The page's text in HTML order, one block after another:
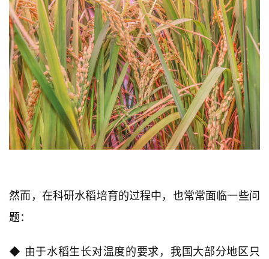
然而，在科研水稻培育的过程中，也常常面临一些问
题：
◆ 由于水稻生长对温度的要求，我国大部分地区只